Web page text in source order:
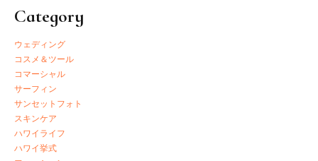
ナチュラルヘアー♡
Category
ウェディング
コスメ＆ツール
コマーシャル
サーフィン
サンセットフォト
スキンケア
ハワイライフ
ハワイ挙式